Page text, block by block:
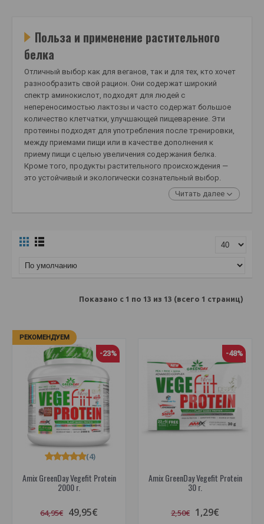
Польза и применение растительного
белка
Отличный выбор как для веганов, так и для тех, кто хочет
разнообразить свой рацион. Они содержат широкий
спектр аминокислот, подходят для людей с
непереносимостью лактозы и часто содержат большое
количество клетчатки, улучшающей пищеварение. Эти
протеины подходят для употребления после тренировки,
между приемами пищи или в качестве дополнения к
приему пищи с целью увеличения содержания белка.
Кроме того, продукты растительного происхождения —
это устойчивый и экологически сознательный выбор.
Читать далее
Показано с 1 по 13 из 13 (всего 1 страниц)
РЕКОМЕНДУЕМ
-23%
Amix GreenDay Vegefit Protein
2000 г.
(4)
64,95€ 49,95€
-48%
Amix GreenDay Vegefit Protein
30 г.
2,50€ 1,29€